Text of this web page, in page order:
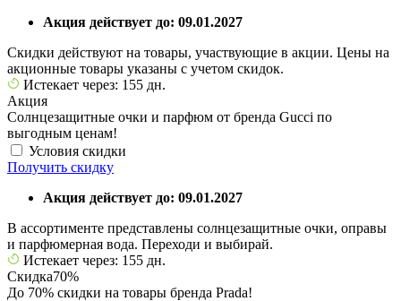
Акция действует до: 09.01.2027
Скидки действуют на товары, участвующие в акции. Цены на
акционные товары указаны с учетом скидок.
Истекает через: 155 дн.
Акция
Солнцезащитные очки и парфюм от бренда Gucci по
выгодным ценам!
Условия скидки
Получить скидку
Акция действует до: 09.01.2027
В ассортименте представлены солнцезащитные очки, оправы
и парфюмерная вода. Переходи и выбирай.
Истекает через: 155 дн.
Скидка70%
До 70% скидки на товары бренда Prada!